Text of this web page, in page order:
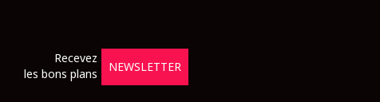
Recevez
les bons plans
NEWSLETTER